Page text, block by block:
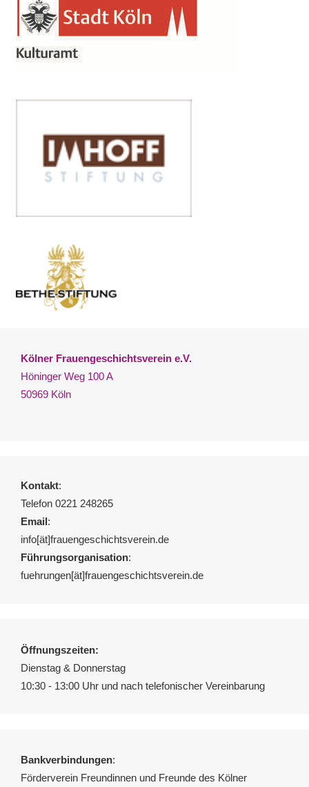
Kölner Frauengeschichtsverein e.V.
Höninger Weg 100 A
50969 Köln
Kontakt:
Telefon 0221 248265
Email:
info[ät]frauengeschichtsverein.de
Führungsorganisation:
fuehrungen[ät]frauengeschichtsverein.de
Öffnungszeiten:
Dienstag & Donnerstag
10:30 - 13:00 Uhr und nach telefonischer Vereinbarung
Bankverbindungen:
Förderverein Freundinnen und Freunde des Kölner